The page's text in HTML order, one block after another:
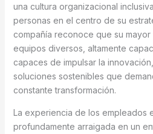
una cultura organizacional
personas en el centro de su
compañía reconoce que su
equipos diversos, altamente
capaces de impulsar la
soluciones sostenibles que
constante transformación.
La experiencia de los empleados
profundamente arraigada en un